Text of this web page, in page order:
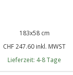
183x58 cm
CHF 247.60 inkl. MWST
Lieferzeit: 4-8 Tage